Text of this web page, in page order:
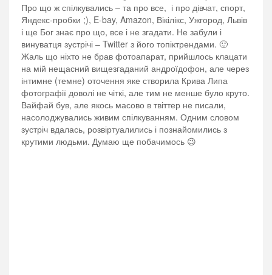
Про що ж спілкувались – та про все, і про дівчат, спорт,
Яндекс-пробки ;), E-bay, Amazon, Вікілікс, Ужгород, Львів
і ще Бог знає про що, все і не згадати. Не забули і
винуватця зустрічі – Twitter з його топіктрендами. 🙂
Жаль що ніхто не брав фотоапарат, прийшлось клацати
на мій нещасний вищезгаданий андроїдофон, але через
інтимне (темне) оточення яке створила Крива Липа
фотографії доволі не чіткі, але тим не менше було круто.
Вайфай був, але якось масово в твіттер не писали,
насолоджувались живим спілкуванням. Одним словом
зустріч вдалась, розвіртуалились і познайомились з
крутими людьми. Думаю ще побачимось 😉